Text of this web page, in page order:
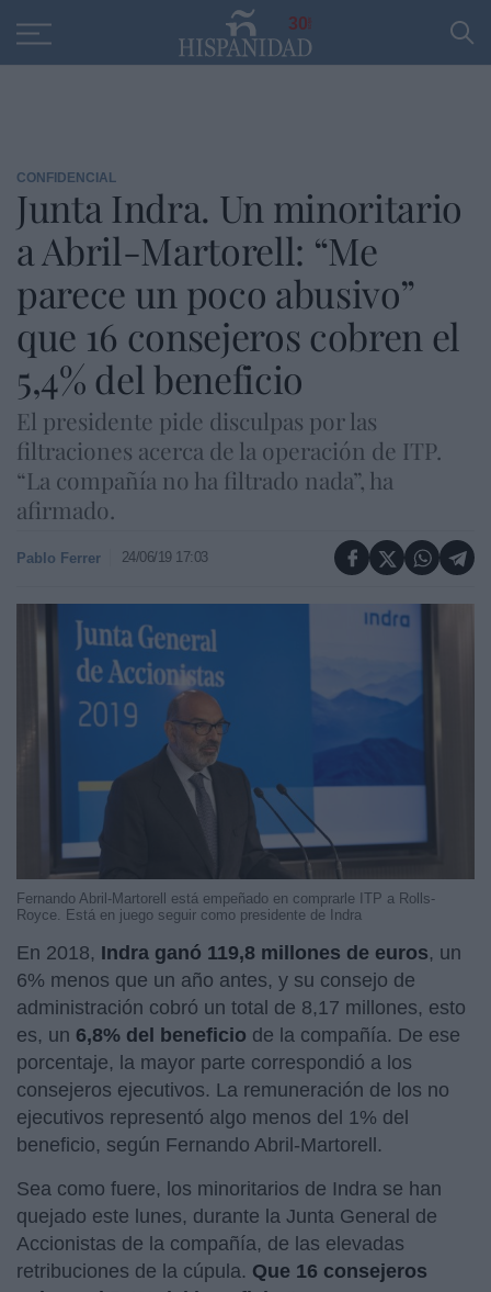
30
CONFIDENCIAL
Junta Indra. Un minoritario
a Abril-Martorell: “Me
parece un poco abusivo”
que 16 consejeros cobren el
5,4% del beneficio
El presidente pide disculpas por las
filtraciones acerca de la operación de ITP.
“La compañía no ha filtrado nada”, ha
afirmado.
Pablo Ferrer 24/06/19 17:03
Fernando Abril-Martorell está empeñado en comprarle ITP a Rolls-
Royce. Está en juego seguir como presidente de Indra
En 2018, Indra ganó 119,8 millones de euros, un
6% menos que un año antes, y su consejo de
administración cobró un total de 8,17 millones, esto
es, un 6,8% del beneficio de la compañía. De ese
porcentaje, la mayor parte correspondió a los
consejeros ejecutivos. La remuneración de los no
ejecutivos representó algo menos del 1% del
beneficio, según Fernando Abril-Martorell.
Sea como fuere, los minoritarios de Indra se han
quejado este lunes, durante la Junta General de
Accionistas de la compañía, de las elevadas
retribuciones de la cúpula. Que 16 consejeros